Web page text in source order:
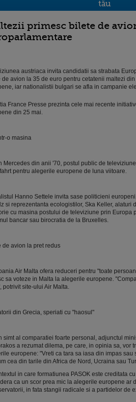
primesc bilete de
austriaca invita candidatii sa strabata
de avion la 35 de euro pentru cetatenii maltezi
iar nationalistii bulgari se afla in campanie
France Presse prezinta cele mai recente
din 25 mai.
o masina
Mercedes din anii '70, postul public de
pentru alegerile europene de luna viitoare.
Hanno Settele invita sase politicieni
si reprezentanta ecologistilor, Ska Keller, alaturi
cu masina postului de televiziune prin Europa
bancar sau birocratia de la Bruxelles.
de avion la pret redus
Air Malta ofera reduceri pentru "toate
sa voteze in Malta la alegerile europene.
potrivit site-ului Air Malta.
din Grecia, speriati cu "haosul"
simt al comparatiei foarte personal, adjunctul
a rezumat dilema, pe care, in opinia sa, vor
europene: "Vreti ca tara sa iasa din impas sau
cea din tarile din Africa de Nord, Ucraina sau
in care formatiunea PASOK este creditata
ca un scor prea mic la alegerile europene ar
in fata stangii radicale si a partidelor de